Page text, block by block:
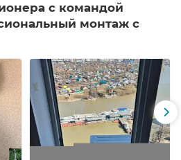
с командой
монтаж с